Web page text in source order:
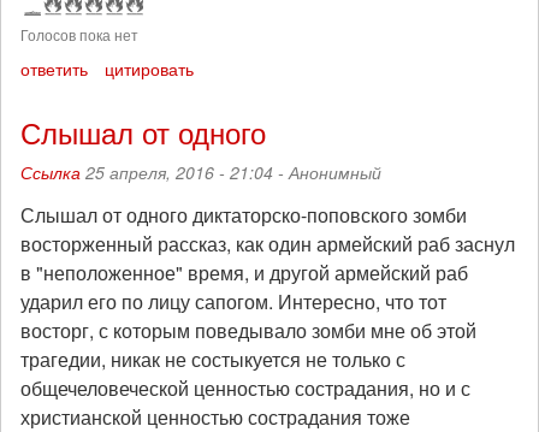
Голосов пока нет
ответить цитировать
Слышал от одного
Ссылка 25 апреля, 2016 - 21:04 -Анонимный
Слышал от одного диктаторско-поповского зомби
восторженный рассказ, как один армейский раб заснул
в "неположенное" время, и другой армейский раб
ударил его по лицу сапогом. Интересно, что тот
восторг, с которым поведывало зомби мне об этой
трагедии, никак не состыкуется не только с
общечеловеческой ценностью сострадания, но и с
христианской ценностью сострадания тоже